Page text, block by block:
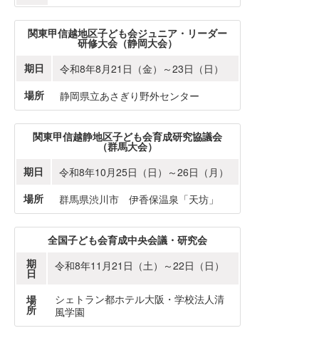
関東甲信越地区子ども会ジュニア・リーダー
研修大会（静岡大会）
期日
令和8年8月21日（金）～23日（日）
場所
静岡県立あさぎり野外センター
関東甲信越静地区子ども会育成研究協議会
（群馬大会）
期日
令和8年10月25日（日）～26日（月）
場所
群馬県渋川市 伊香保温泉「天坊」
全国子ども会育成中央会議・研究会
期
日
令和8年11月21日（土）～22日（日）
場
所
シェトラン都ホテル大阪・学校法人清
風学園